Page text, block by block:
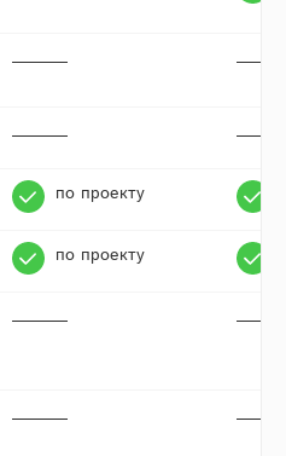
по проекту
по проекту